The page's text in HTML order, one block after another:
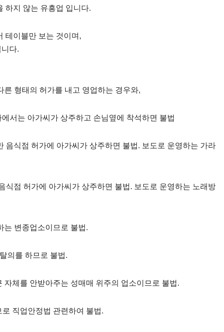
하지 않는 유흥업 입니다.
테이블만 보는 것이며,
다.
형태의 허가를 내고 영업하는 경우와,
서는 아가씨가 상주하고 손님옆에 착석하면 불법
음식점 허가에 아가씨가 상주하면 불법. 보도로 운영하는 가라
식점 허가에 아가씨가 상주하면 불법. 보도로 운영하는 노래방
는 변종업소이므로 불법.
의를 하므로 불법.
체를 안받아주는 성매매 위주의 업소이므로 불법.
직업안정법 관련하여 불법.